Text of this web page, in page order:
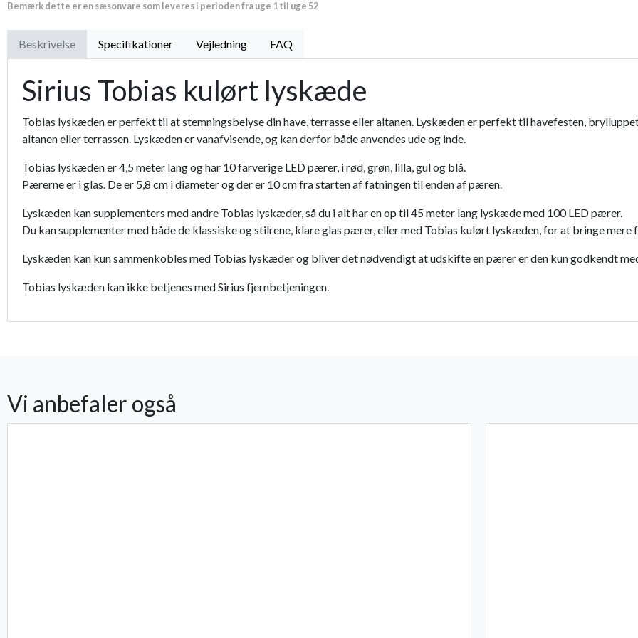
Luksus læderhandske
Premium læder handske Flutter
Proffesionel vandingspose 100 liter
Bemærk dette er en sæsonvare som leveres i perioden fra uge 1 til uge 52
Beskrivelse Specifikationer Vejledning FAQ
Sirius Tobias kulørt lyskæde
Tobias lyskæden er perfekt til at stemningsbelyse din have, terrasse eller altanen. Lyskæden er perfekt til havefesten,
altanen eller terrassen. Lyskæden er vanafvisende, og kan derfor både anvendes ude og inde.
Tobias lyskæden er 4,5 meter lang og har 10 farverige LED pærer, i rød, grøn, lilla, gul og blå.
Pærerne er i glas. De er 5,8 cm i diameter og der er 10 cm fra starten af fatningen til enden af pæren.
Lyskæden kan supplementers med andre Tobias lyskæder, så du i alt har en op til 45 meter lang lyskæde med 100 LED pærer.
Du kan supplementer med både de klassiske og stilrene, klare glas pærer, eller med Tobias kulørt lyskæden, for at bringe mere
Lyskæden kan kun sammenkobles med Tobias lyskæder og bliver det nødvendigt at udskifte en pærer er den kun godkendt
Tobias lyskæden kan ikke betjenes med Sirius fjernbetjeningen.
Vi anbefaler også